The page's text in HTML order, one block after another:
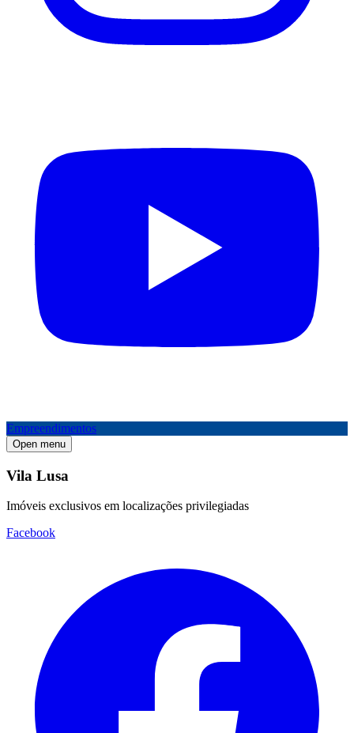
Empreendimentos
Open menu
Vila Lusa
Imóveis exclusivos em localizações privilegiadas
Facebook